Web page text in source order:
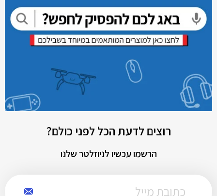
רוצים לדעת הכל לפני כולם?
הרשמו עכשיו לניוזלטר שלנו